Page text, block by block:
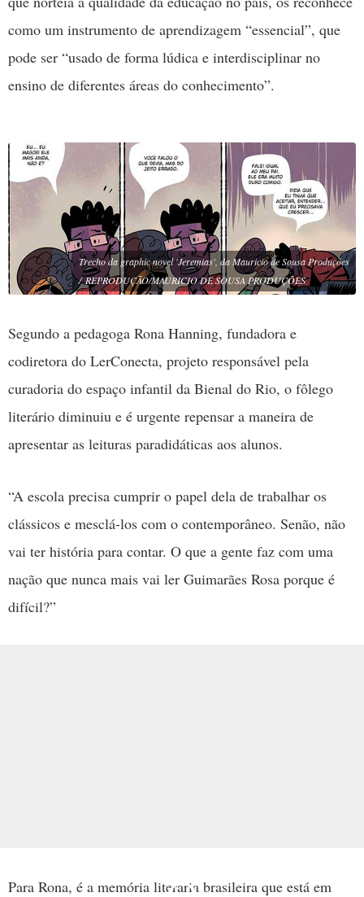
como um instrumento de aprendizagem “essencial”, que
pode ser “usado de forma lúdica e interdisciplinar no
ensino de diferentes áreas do conhecimento”.
Trecho da graphic novel 'Jeremias', da Mauricio de Sousa Produções
REPRODUÇÃO/MAURICIO DE SOUSA PRODUÇÕES
Segundo a pedagoga Rona Hanning, fundadora e
codiretora do LerConecta, projeto responsável pela
curadoria do espaço infantil da Bienal do Rio, o fôlego
literário diminuiu e é urgente repensar a maneira de
apresentar as leituras paradidáticas aos alunos.
“A escola precisa cumprir o papel dela de trabalhar os
clássicos e mesclá-los com o contemporâneo. Senão, não
vai ter história para contar. O que a gente faz com uma
nação que nunca mais vai ler Guimarães Rosa porque é
difícil?”
Para Rona, é a memória literária brasileira que está em